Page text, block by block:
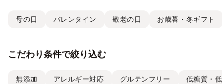
母の日 バレンタイン 敬老の日 お歳暮・冬ギフト
こだわり条件で絞り込む
無添加 アレルギー対応 グルテンフリー 低糖質・